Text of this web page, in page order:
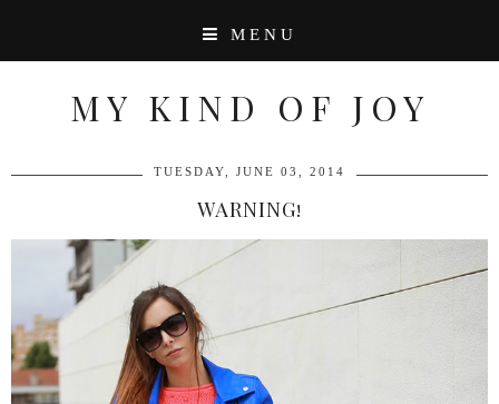
MENU
MY KIND OF JOY
TUESDAY, JUNE 03, 2014
WARNING!